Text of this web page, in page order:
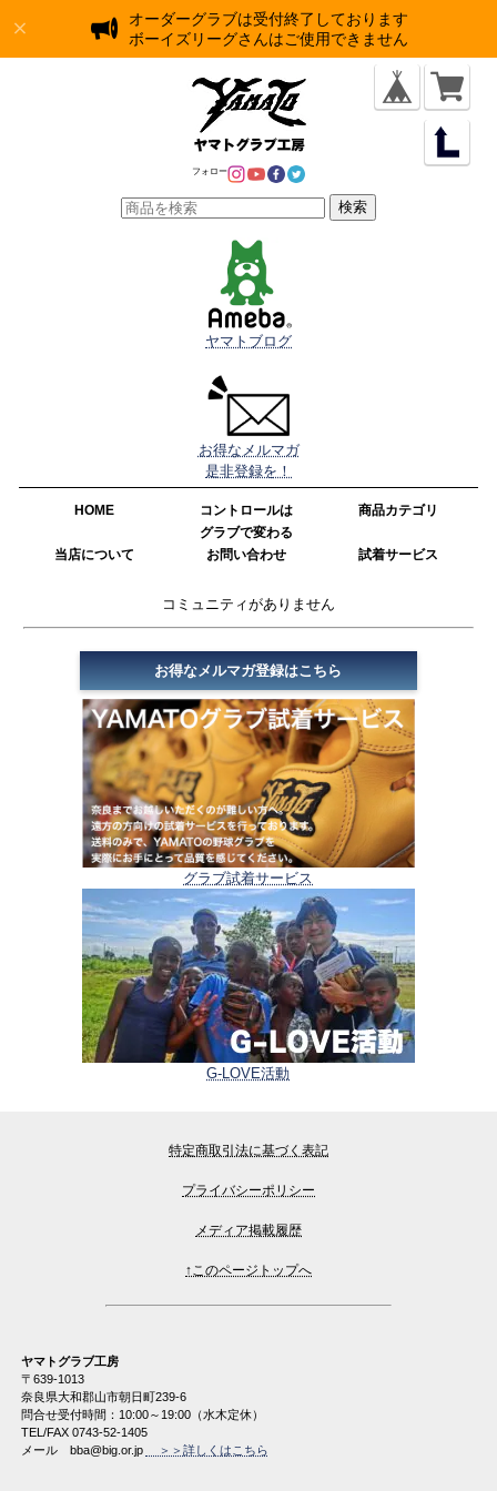
オーダーグラブは受付終了しております
ボーイズリーグさんはご使用できません
フォロー
検索
ヤマトブログ
お得なメルマガ
是非登録を！
HOME
コントロールは
グラブで変わる
商品カテゴリ
当店について お問い合わせ 試着サービス
コミュニティがありません
お得なメルマガ登録はこちら
グラブ試着サービス
G-LOVE活動
特定商取引法に基づく表記
プライバシーポリシー
メディア掲載履歴
↑このページトップへ
ヤマトグラブ工房
〒639-1013
奈良県大和郡山市朝日町239-6
問合せ受付時間：10:00～19:00（水木定休）
TEL/FAX 0743-52-1405
メール
bba@big.or.jp ＞＞詳しくはこちら